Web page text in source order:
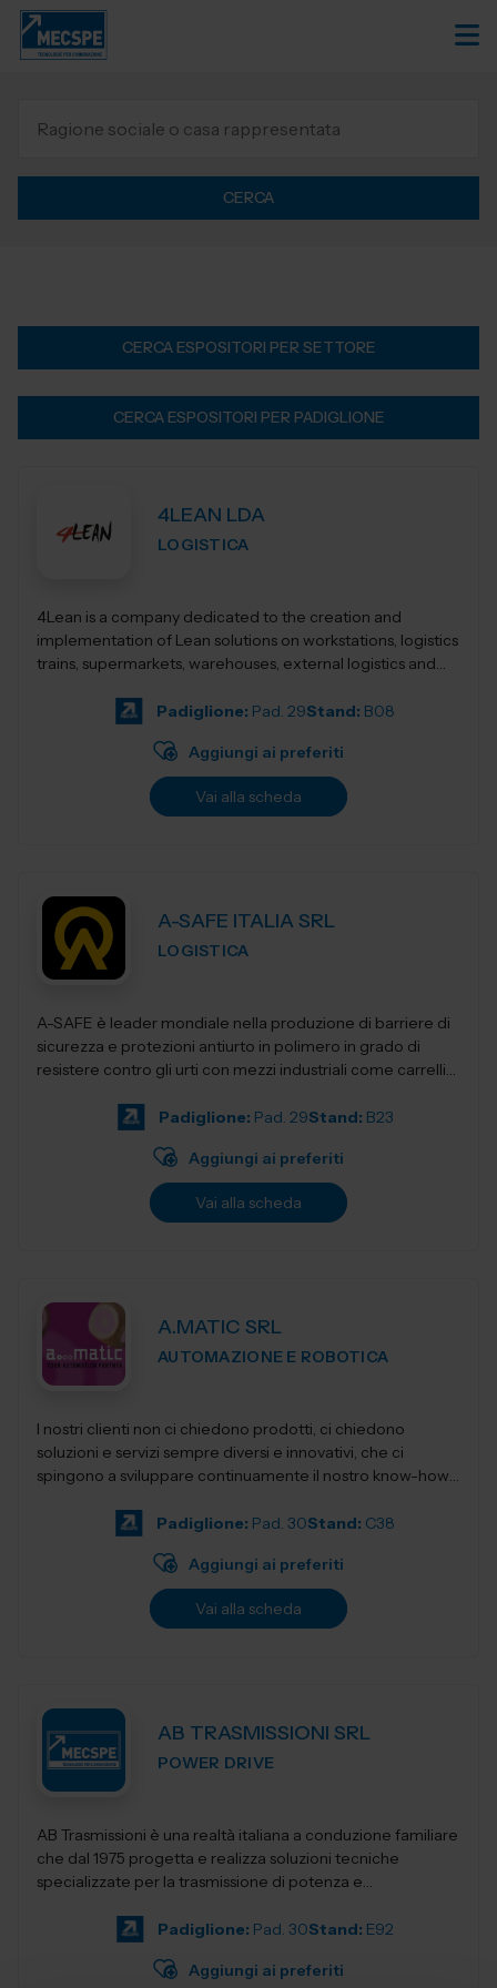
CERCA
CERCA ESPOSITORI PER SETTORE
CERCA ESPOSITORI PER PADIGLIONE
4LEAN LDA
LOGISTICA
4Lean is a company dedicated to the creation and
implementation of Lean solutions on workstations, logistics
trains, supermarkets, warehouses, external logistics and
Padiglione: Pad. 29Stand: B08
Aggiungi ai preferiti
Vai alla scheda
A-SAFE ITALIA SRL
LOGISTICA
A-SAFE è leader mondiale nella produzione di barriere di
sicurezza e protezioni antiurto in polimero in grado di
resistere contro gli urti con mezzi industriali come carrelli
Padiglione: Pad. 29Stand: B23
Aggiungi ai preferiti
Vai alla scheda
A.MATIC SRL
AUTOMAZIONE E ROBOTICA
I nostri clienti non ci chiedono prodotti, ci chiedono
soluzioni e servizi sempre diversi e innovativi, che ci
spingono a sviluppare continuamente il nostro know-how,
Padiglione: Pad. 30Stand: C38
Aggiungi ai preferiti
Vai alla scheda
AB TRASMISSIONI SRL
POWER DRIVE
AB Trasmissioni è una realtà italiana a conduzione familiare
che dal 1975 progetta e realizza soluzioni tecniche
specializzate per la trasmissione di potenza e
Padiglione: Pad. 30Stand: E92
Aggiungi ai preferiti